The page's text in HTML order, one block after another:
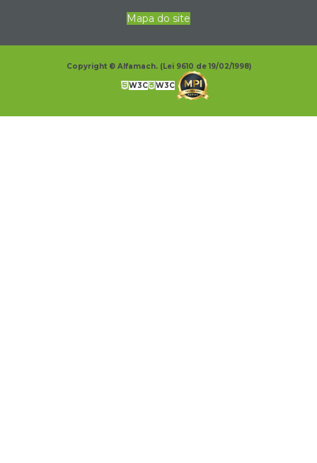
Mapa do site
Copyright © Alfamach. (Lei 9610 de 19/02/1998)
W3C W3C